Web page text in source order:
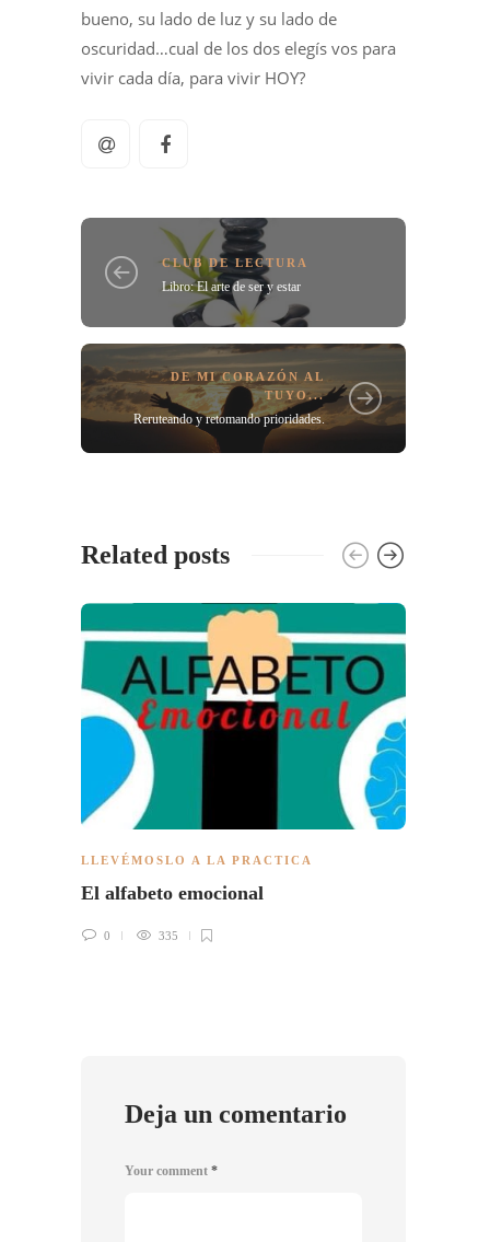
bueno, su lado de luz y su lado de
oscuridad…cual de los dos elegís vos para
vivir cada día, para vivir HOY?
CLUB DE LECTURA
Libro: El arte de ser y estar
DE MI CORAZÓN AL
TUYO...
Reruteando y retomando prioridades.
Related posts
LLEVÉMOSLO A LA PRACTICA
El alfabeto emocional
0 335
Deja un comentario
Your comment *